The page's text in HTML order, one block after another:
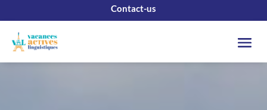
Contact-us